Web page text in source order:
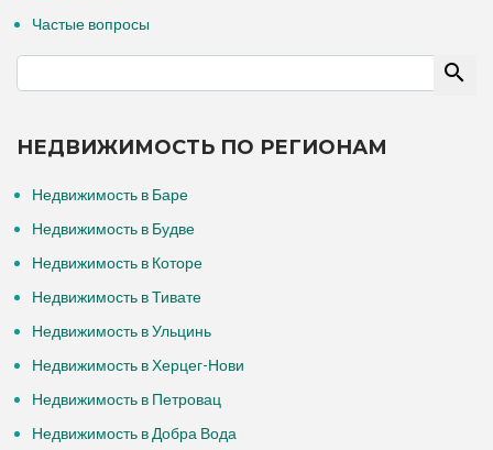
Частые вопросы
НЕДВИЖИМОСТЬ ПО РЕГИОНАМ
Недвижимость в Баре
Недвижимость в Будве
Недвижимость в Которе
Недвижимость в Тивате
Недвижимость в Ульцинь
Недвижимость в Херцег-Нови
Недвижимость в Петровац
Недвижимость в Добра Вода